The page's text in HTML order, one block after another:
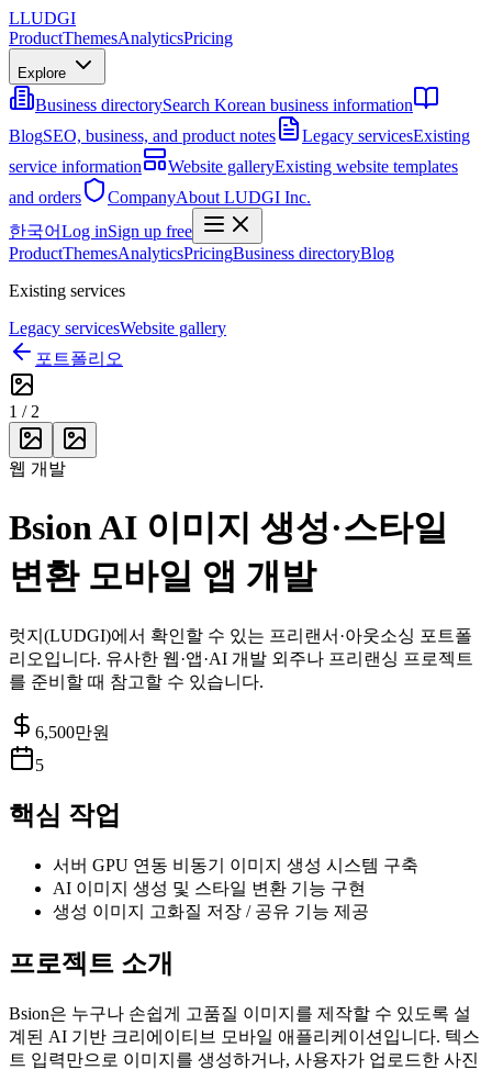
LLUDGI
ProductThemesAnalyticsPricing
Explore
Business directorySearch Korean business information
BlogSEO, business, and product notes Legacy servicesExisting
service information
Website galleryExisting website templates
and orders
CompanyAbout LUDGI Inc.
한국어Log inSign up free
ProductThemesAnalyticsPricingBusiness directoryBlog
Existing services
Legacy servicesWebsite gallery
포트폴리오
1 / 2
웹 개발
Bsion AI 이미지 생성·스타일
변환 모바일 앱 개발
럿지(LUDGI)에서 확인할 수 있는 프리랜서·아웃소싱 포트폴
리오입니다. 유사한 웹·앱·AI 개발 외주나 프리랜싱 프로젝트
를 준비할 때 참고할 수 있습니다.
6,500만원
5
핵심 작업
서버 GPU 연동 비동기 이미지 생성 시스템 구축
AI 이미지 생성 및 스타일 변환 기능 구현
생성 이미지 고화질 저장 / 공유 기능 제공
프로젝트 소개
Bsion은 누구나 손쉽게 고품질 이미지를 제작할 수 있도록 설
계된 AI 기반 크리에이티브 모바일 애플리케이션입니다. 텍스
트 입력만으로 이미지를 생성하거나, 사용자가 업로드한 사진